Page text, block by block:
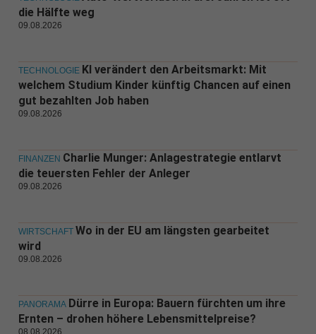
die Hälfte weg
09.08.2026
TECHNOLOGIE KI verändert den Arbeitsmarkt: Mit
welchem Studium Kinder künftig Chancen auf einen
gut bezahlten Job haben
09.08.2026
FINANZEN Charlie Munger: Anlagestrategie entlarvt
die teuersten Fehler der Anleger
09.08.2026
WIRTSCHAFT Wo in der EU am längsten gearbeitet
wird
09.08.2026
PANORAMA Dürre in Europa: Bauern fürchten um ihre
Ernten – drohen höhere Lebensmittelpreise?